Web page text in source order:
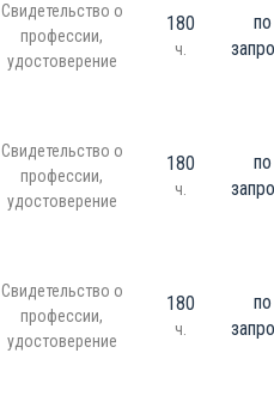
Свидетельство о
профессии,
удостоверение
180
ч.
по
Свидетельство о
профессии,
удостоверение
180
ч.
по
Свидетельство о
профессии,
удостоверение
180
ч.
по